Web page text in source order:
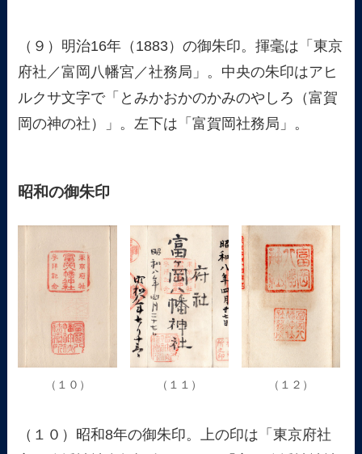
（９）明治16年（1883）の御朱印。揮毫は「東京
府社／富岡八幡宮／社務局」。中央の朱印はアヒ
ルクサ文字で「とみかおかのかみのやしろ（富賀
岡の神の社）」。左下は「富賀岡社務局」。
昭和の御朱印
（１０） （１１） （１２）
（１０）昭和8年の御朱印。上の印は「東京府社